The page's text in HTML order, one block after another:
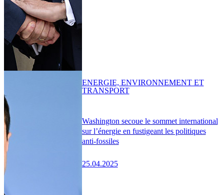
Washington secoue le sommet international
sur l’énergie en fustigeant les politiques
anti-fossiles
25.04.2025
ENERGIE, ENVIRONNEMENT ET
TRANSPORT